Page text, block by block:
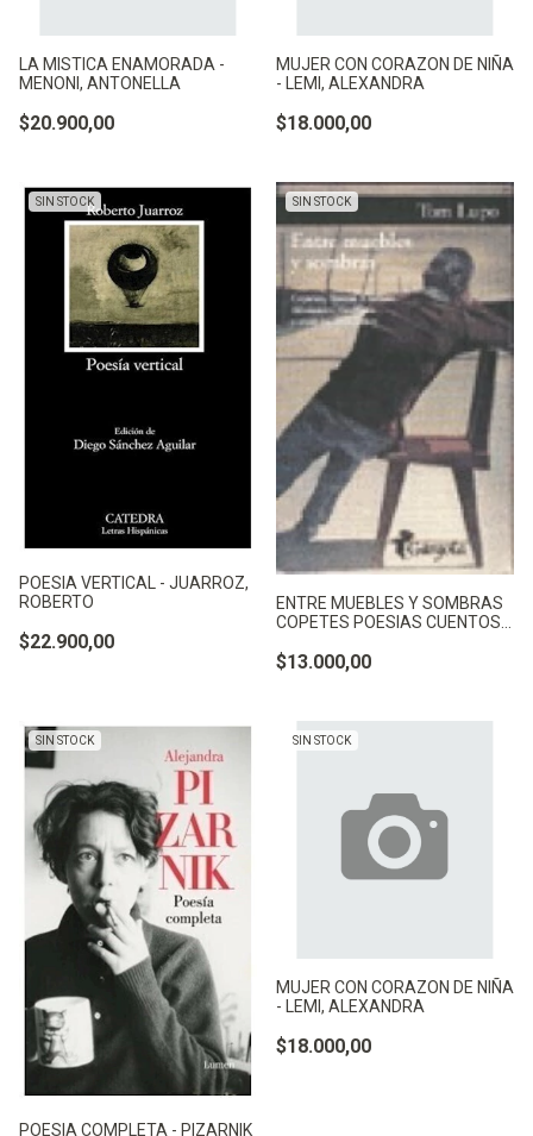
LA MISTICA ENAMORADA -
MENONI, ANTONELLA
$20.900,00
MUJER CON CORAZON DE NIÑA
- LEMI, ALEXANDRA
$18.000,00
SIN STOCK
POESIA VERTICAL - JUARROZ,
ROBERTO
$22.900,00
SIN STOCK
ENTRE MUEBLES Y SOMBRAS
COPETES POESIAS CUENTOS
$13.000,00
SIN STOCK
POESIA COMPLETA - PIZARNIK
SIN STOCK
MUJER CON CORAZON DE NIÑA
- LEMI, ALEXANDRA
$18.000,00